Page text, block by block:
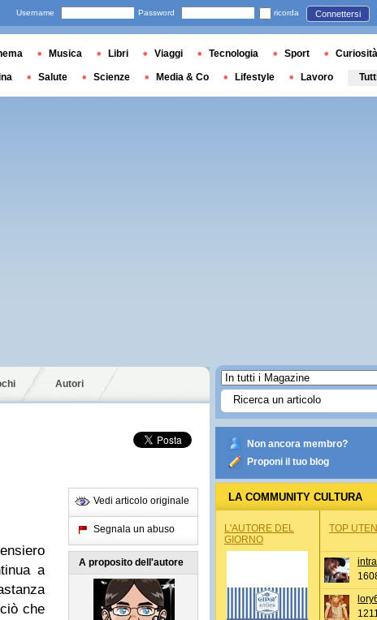
Autori
a
che
Vedi articolo originale
Segnala un abuso
A proposito dell'autore
Non ancora membro?
Proponi il tuo blog
LA COMMUNITY CULTURA
L'AUTORE DEL
GIORNO
TOP
Username Password ricorda Connettersi
Musica Libri Viaggi Tecnologia Sport Curiosità
Salute Scienze Media & Co Lifestyle Lavoro